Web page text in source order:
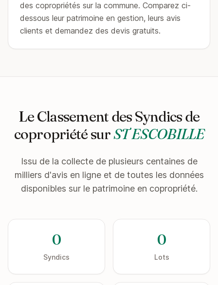
des copropriétés sur la commune. Comparez ci-
dessous leur patrimoine en gestion, leurs avis
clients et demandez des devis gratuits.
Le Classement des Syndics de
copropriété surST ESCOBILLE
Issu de la collecte de plusieurs centaines de
milliers d'avis en ligne et de toutes les données
disponibles sur le patrimoine en copropriété.
0
Syndics
0
Lots